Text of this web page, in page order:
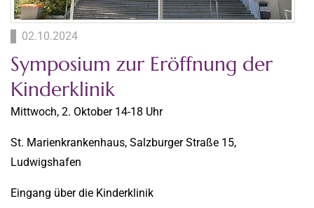
02.10.2024
Symposium zur Eröffnung der
Kinderklinik
Mittwoch, 2. Oktober 14-18 Uhr
St. Marienkrankenhaus, Salzburger Straße 15,
Ludwigshafen
Eingang über die Kinderklinik